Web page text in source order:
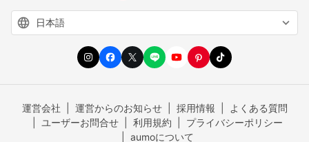
運営会社 運営からのお知らせ 採用情報
よくある質問
ユーザーお問合せ
利用規約
プライバシーポリシー
aumoについて